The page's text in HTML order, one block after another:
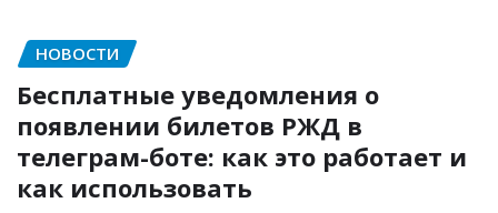
НОВОСТИ
Бесплатные уведомления о
появлении билетов РЖД в
телеграм-боте: как это работает и
как использовать